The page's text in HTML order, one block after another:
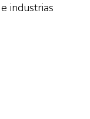
industrias